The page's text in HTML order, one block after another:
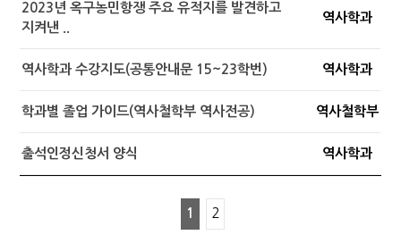
2023년 옥구농민항쟁 주요 유적지를 발견하고
지켜낸 ..
역사학과
역사학과 수강지도(공통안내문 15~23학번) 역사학과
학과별 졸업 가이드(역사철학부 역사전공) 역사철학부
출석인정신청서 양식 역사학과
1 2